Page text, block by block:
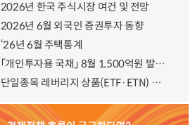
2026년 한국 주식시장 여건 및 전망
2026년 6월 외국인 증권투자 동향
‘26년 6월 주택통계
「개인투자용 국채」 8월 1,500억원 발행 예정
단일종목 레버리지 상품(ETF·ETN) 기본예탁금 강화 조기시행 방안 안내